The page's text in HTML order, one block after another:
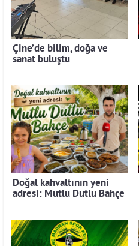
Çine’de bilim, doğa ve
sanat buluştu
Doğal kahvaltının yeni
adresi: Mutlu Dutlu Bahçe